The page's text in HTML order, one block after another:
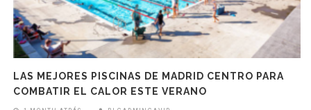
LAS MEJORES PISCINAS DE MADRID CENTRO PARA
COMBATIR EL CALOR ESTE VERANO